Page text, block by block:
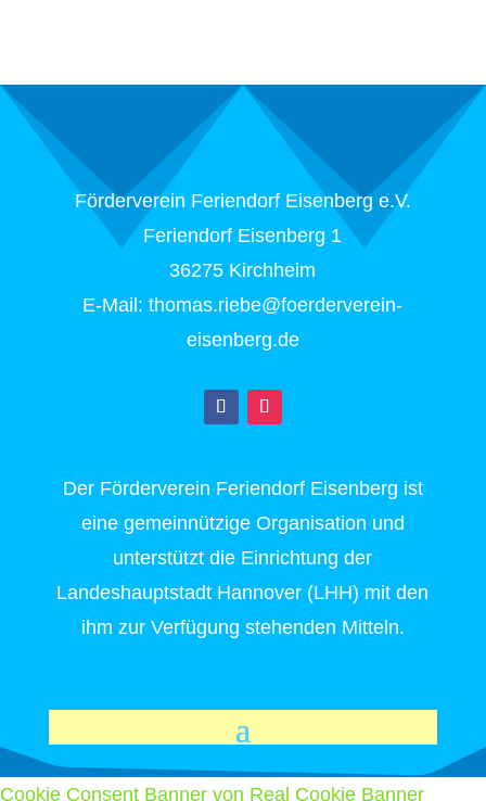
Förderverein Feriendorf Eisenberg e.V.
Feriendorf Eisenberg 1
36275 Kirchheim
E-Mail: thomas.riebe@foerderverein-
eisenberg.de
Der Förderverein Feriendorf Eisenberg ist
eine gemeinnützige Organisation und
unterstützt die Einrichtung der
Landeshauptstadt Hannover (LHH) mit den
ihm zur Verfügung stehenden Mitteln.
Cookie Consent Banner von Real Cookie Banner